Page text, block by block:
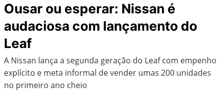
Ousar ou esperar: Nissan é
audaciosa com lançamento do
Leaf
A Nissan lança a segunda geração do Leaf com empenho
explícito e meta informal de vender umas 200 unidades
no primeiro ano cheio